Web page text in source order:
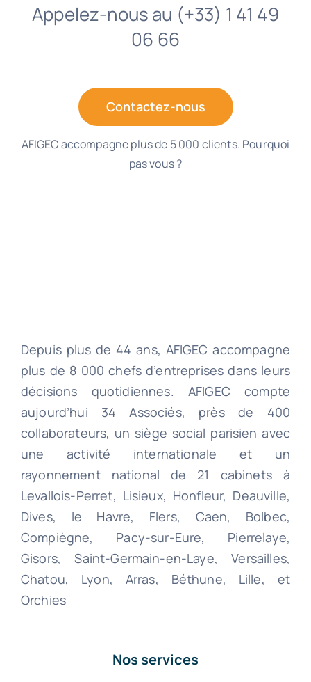
Appelez-nous au (+33) 1 41 49
06 66
Contactez-nous
AFIGEC accompagne plus de 5 000 clients. Pourquoi
pas vous ?
Depuis plus de 44 ans, AFIGEC accompagne
plus de 8 000 chefs d’entreprises dans leurs
décisions quotidiennes. AFIGEC compte
aujourd’hui 34 Associés, près de 400
collaborateurs, un siège social parisien avec
une activité internationale et un
rayonnement national de 21 cabinets à
Levallois-Perret, Lisieux, Honfleur, Deauville,
Dives, le Havre, Flers, Caen, Bolbec,
Compiègne, Pacy-sur-Eure, Pierrelaye,
Gisors, Saint-Germain-en-Laye, Versailles,
Chatou, Lyon, Arras, Béthune, Lille, et
Orchies
Nos services